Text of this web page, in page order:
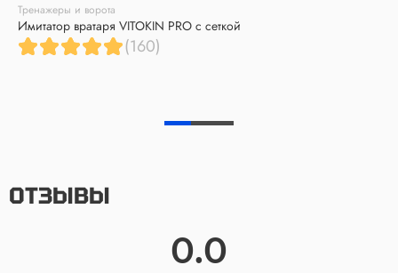
Тренажеры и ворота
Имитатор вратаря VITOKIN PRO с сеткой
(160)
ОТЗЫВЫ
0.0